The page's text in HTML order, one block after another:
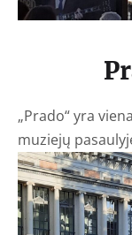
„Prado“ yra
muziejų